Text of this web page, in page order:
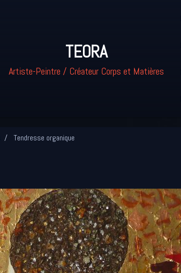
TEORA
Artiste-Peintre / Créateur Corps et Matières
Tendresse organique